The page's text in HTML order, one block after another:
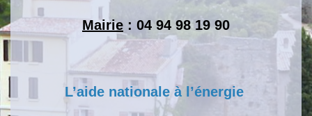
Mairie : 04 94 98 19 90
L’aide nationale à l’énergie